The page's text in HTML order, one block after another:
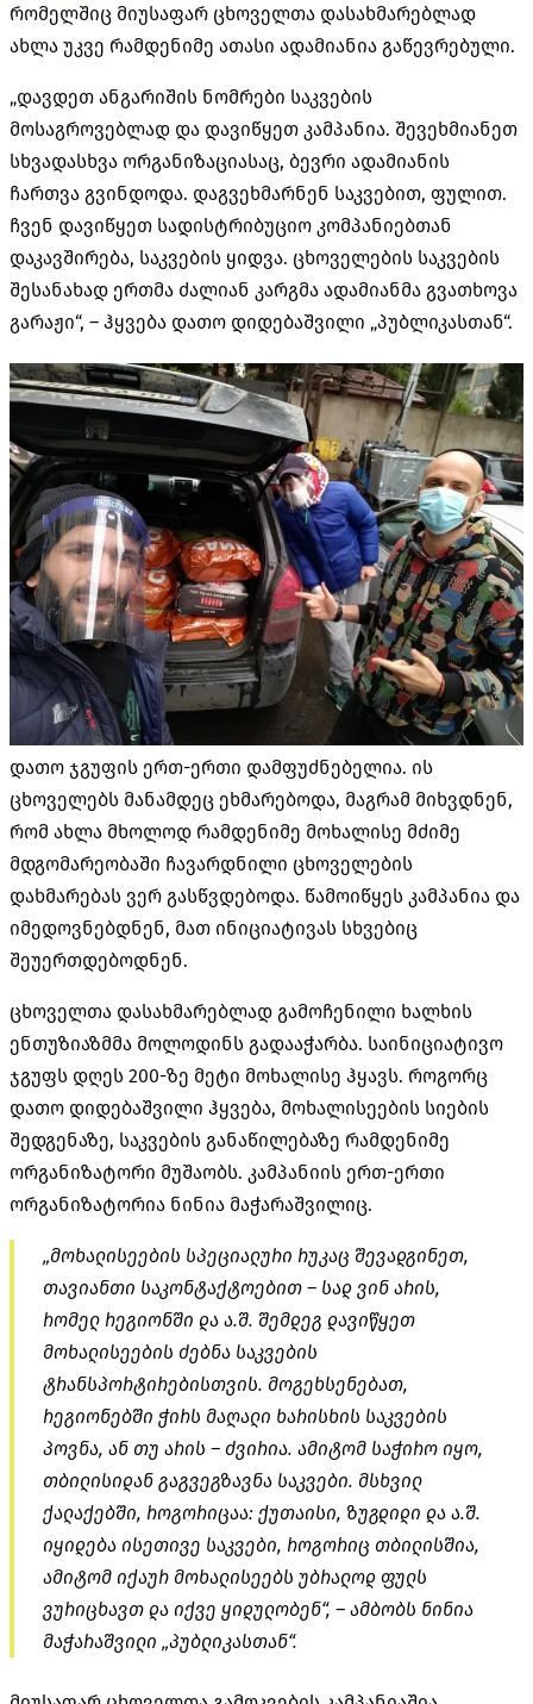
რომელშიც მიუსაფარ ცხოველთა დასახმარებლად
ახლა უკვე რამდენიმე ათასი ადამიანია გაწევრებული.
„დავდეთ ანგარიშის ნომრები საკვების
მოსაგროვებლად და დავიწყეთ კამპანია. შევეხმიანეთ
სხვადასხვა ორგანიზაციასაც, ბევრი ადამიანის
ჩართვა გვინდოდა. დაგვეხმარნენ საკვებით, ფულით.
ჩვენ დავიწყეთ სადისტრიბუციო კომპანიებთან
დაკავშირება, საკვების ყიდვა. ცხოველების საკვების
შესანახად ერთმა ძალიან კარგმა ადამიანმა გვათხოვა
გარაჟი“, – ჰყვება დათო დიდებაშვილი „პუბლიკასთან“.
დათო ჯგუფის ერთ-ერთი დამფუძნებელია. ის
ცხოველებს მანამდეც ეხმარებოდა, მაგრამ მიხვდნენ,
რომ ახლა მხოლოდ რამდენიმე მოხალისე მძიმე
მდგომარეობაში ჩავარდნილი ცხოველების
დახმარებას ვერ გასწვდებოდა. წამოიწყეს კამპანია და
იმედოვნებდნენ, მათ ინიციატივას სხვებიც
შეუერთდებოდნენ.
ცხოველთა დასახმარებლად გამოჩენილი ხალხის
ენთუზიაზმმა მოლოდინს გადააჭარბა. საინიციატივო
ჯგუფს დღეს 200-ზე მეტი მოხალისე ჰყავს. როგორც
დათო დიდებაშვილი ჰყვება, მოხალისეების სიების
შედგენაზე, საკვების განაწილებაზე რამდენიმე
ორგანიზატორი მუშაობს. კამპანიის ერთ-ერთი
ორგანიზატორია ნინია მაჭარაშვილიც.
„მოხალისეების სპეციალური რუკაც შევადგინეთ,
თავიანთი საკონტაქტოებით – სად ვინ არის,
რომელ რეგიონში და ა.შ. შემდეგ დავიწყეთ
მოხალისეების ძებნა საკვების
ტრანსპორტირებისთვის. მოგეხსენებათ,
რეგიონებში ჭირს მაღალი ხარისხის საკვების
პოვნა, ან თუ არის – ძვირია. ამიტომ საჭირო იყო,
თბილისიდან გაგვეგზავნა საკვები. მსხვილ
ქალაქებში, როგორიცაა: ქუთაისი, ზუგდიდი და ა.შ.
იყიდება ისეთივე საკვები, როგორიც თბილისშია,
ამიტომ იქაურ მოხალისეებს უბრალოდ ფულს
ვურიცხავთ და იქვე ყიდულობენ“, – ამბობს ნინია
მაჭარაშვილი „პუბლიკასთან“.